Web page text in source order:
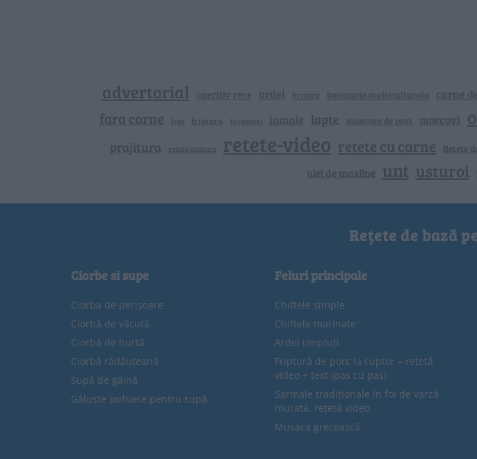
advertorial aperitiv rece ardei branza bucataria multiculturala carne
fara carne free friptura fursecuri lamaie lapte mancare de post morcovi
prajitura reteta italiana retete-video retete cu carne Retete
ulei de masline unt usturoi
Rețete de bază
Ciorbe si supe
Ciorba de perișoare
Ciorbă de văcuță
Ciorbă de burtă
Ciorbă rădăuțeană
Supă de găină
Găluște pufoase pentru supă
Feluri principale
Chiftele simple
Chiftele marinate
Ardei umpluți
Friptură de porc la cuptor – rețetă
video + text (pas cu pas)
Sarmale tradiționale în foi de varză
murată, rețetă video
Musaca grecească